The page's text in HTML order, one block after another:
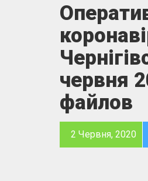
червня
файлов
2 Червня, 2020